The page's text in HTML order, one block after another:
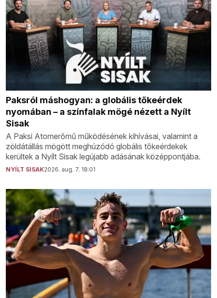
Paksról máshogyan: a globális tőkeérdek
nyomában – a színfalak mögé nézett a Nyílt
Sisak
A Paksi Atomerőmű működésének kihívásai, valamint a
zöldátállás mögött meghúzódó globális tőkeérdekek
kerültek a Nyílt Sisak legújabb adásának középpontjába.
NYÍLT SISAK2026. aug. 7. 18:01